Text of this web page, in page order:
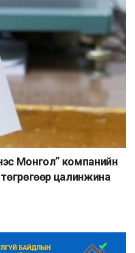
Монгол” компанийн
цалинжина